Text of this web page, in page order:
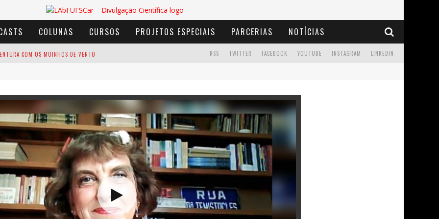
COLUNAS CURSOS PROJETOS ESPECIAIS PARCERIAS NOTÍCIAS
COM OS MOINHOS DE VENTO LINKEDIN
INSTAGRAM
YOUTUBE
FACEBOOK
TWITTER
RSS